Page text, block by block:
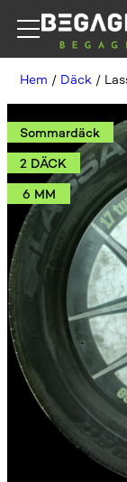
Hem / Däck /
Sommardäck
2 DÄCK
6 MM